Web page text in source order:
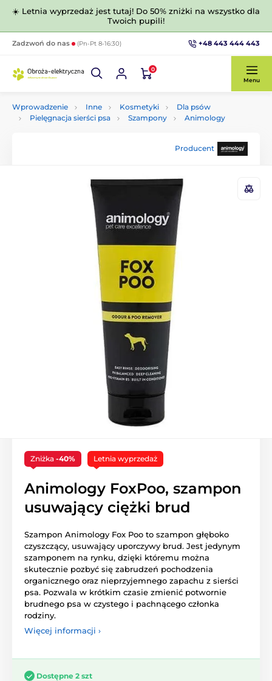
☀️ Letnia wyprzedaż jest tutaj! Do 50% zniżki na wszystko dla
Twoich pupili!
Zadzwoń do nas (Pn-Pt 8-16:30) +48 443 444 443
0
Menu
Wprowadzenie Inne Kosmetyki
Dla psów
Pielęgnacja sierści psa
Szampony Animology
Producent
Zniżka -40% Letnia wyprzedaż
Animology FoxPoo, szampon
usuwający ciężki brud
Szampon Animology Fox Poo to szampon głęboko
czyszczący, usuwający uporczywy brud. Jest jedynym
szamponem na rynku, dzięki któremu można
skutecznie pozbyć się zabrudzeń pochodzenia
organicznego oraz nieprzyjemnego zapachu z sierści
psa. Pozwala w krótkim czasie zmienić potwornie
brudnego psa w czystego i pachnącego członka
rodziny.
Więcej informacji ›
Dostępne 2 szt